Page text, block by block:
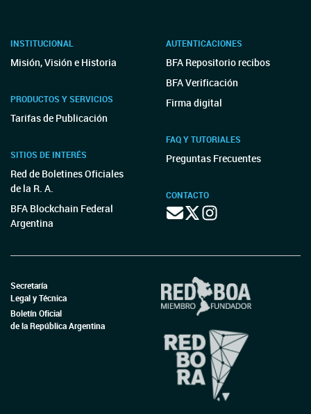
INSTITUCIONAL
Misión, Visión e Historia
PRODUCTOS Y SERVICIOS
Tarifas de Publicación
SITIOS DE INTERÉS
Red de Boletines Oficiales
de la R. A.
BFA Blockchain Federal
Argentina
AUTENTICACIONES
BFA Repositorio recibos
BFA Verificación
Firma digital
FAQ Y TUTORIALES
Preguntas Frecuentes
CONTACTO
Secretaría
Legal y Técnica
Boletín Oficial
de la República Argentina